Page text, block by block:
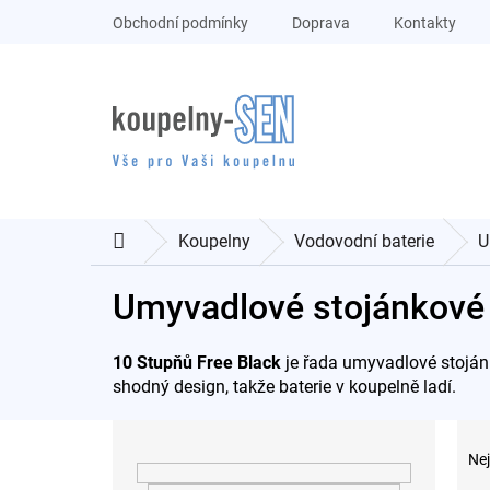
Obchodní podmínky Doprava Kontakty
DomůKoupelny Vodovodní baterie
Umyvadlové
10 Stupňů Free Black je řada umyvadlové
shodný design, takže baterie v koupelně ladí.